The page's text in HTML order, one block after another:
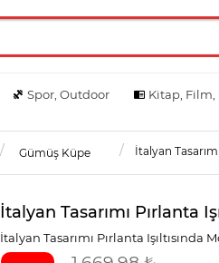
Spor, Outdoor Kitap, Film,
Gümüş Küpe İtalyan
İtalyan Tasarımı Pırlanta
İtalyan Tasarımı Pırlanta Işıltısında